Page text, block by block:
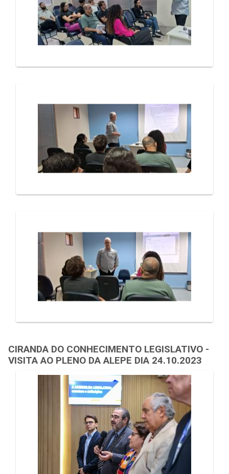
CIRANDA DO CONHECIMENTO LEGISLATIVO -
VISITA AO PLENO DA ALEPE DIA 24.10.2023
Galeria de Mídias